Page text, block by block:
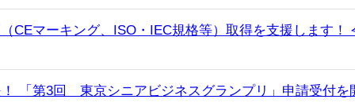
CEマーキング、ISO・IEC規格等）取得を支援しま
「第3回 東京シニアビジネスグランプリ」申請受付